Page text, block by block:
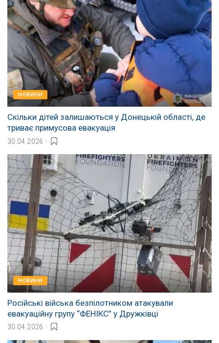
НОВИНИ
Скільки дітей залишаються у Донецькій області, де
триває примусова евакуація
30.04.2026
НОВИНИ
Російські війська безпілотником атакували
евакуаційну групу “ФЕНІКС” у Дружківці
30.04.2026